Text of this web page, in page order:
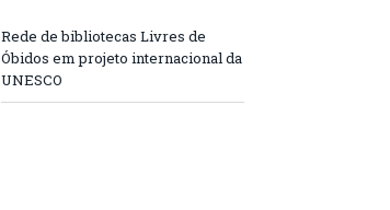
Rede de bibliotecas Livres de
Óbidos em projeto internacional da
UNESCO